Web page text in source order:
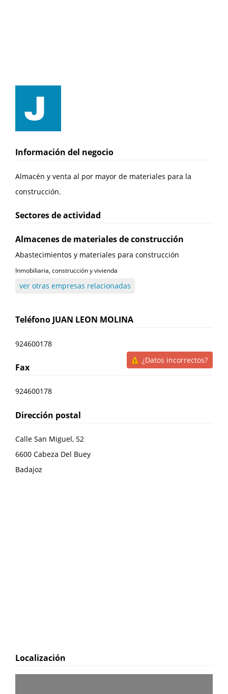
Información del negocio
Almacén y venta al por mayor de materiales para la
construcción.
Sectores de actividad
Almacenes de materiales de construcción
Abastecimientos y materiales para construcción
Inmobiliaria, construcción y vivienda
ver otras empresas relacionadas
TeléfonoJUAN LEON MOLINA
924600178
¿Datos incorrectos?
Fax
924600178
Dirección postal
Calle San Miguel, 52
6600 Cabeza Del Buey
Badajoz
Localización